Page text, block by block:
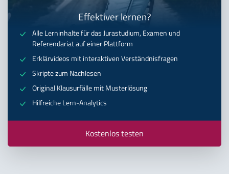
Effektiver lernen?
Alle Lerninhalte für das Jurastudium, Examen und
Referendariat auf einer Plattform
Erklärvideos mit interaktiven Verständnisfragen
Skripte zum Nachlesen
Original Klausurfälle mit Musterlösung
Hilfreiche Lern-Analytics
Kostenlos testen